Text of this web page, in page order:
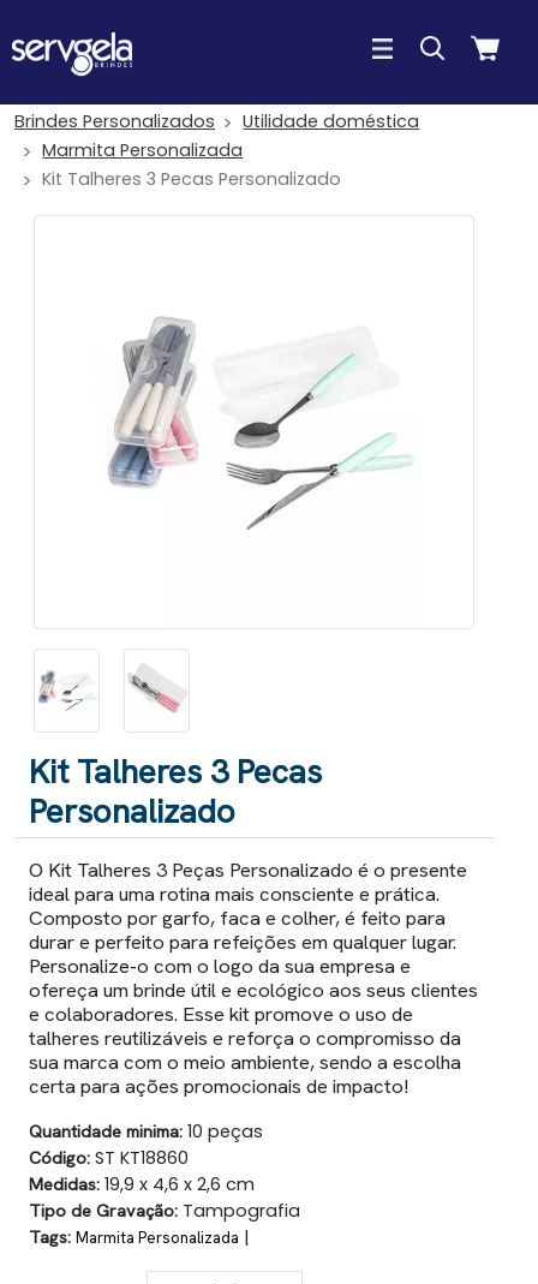
Brindes Personalizados
Utilidade doméstica
Marmita Personalizada
Kit Talheres 3 Pecas Personalizado
Kit Talheres 3 Pecas
Personalizado
O Kit Talheres 3 Peças Personalizado é o presente
ideal para uma rotina mais consciente e prática.
Composto por garfo, faca e colher, é feito para
durar e perfeito para refeições em qualquer lugar.
Personalize-o com o logo da sua empresa e
ofereça um brinde útil e ecológico aos seus clientes
e colaboradores. Esse kit promove o uso de
talheres reutilizáveis e reforça o compromisso da
sua marca com o meio ambiente, sendo a escolha
certa para ações promocionais de impacto!
Quantidade minima: 10 peças
Código: ST KT18860
Medidas: 19,9 x 4,6 x 2,6 cm
Tipo de Gravação: Tampografia
Tags: Marmita Personalizada |